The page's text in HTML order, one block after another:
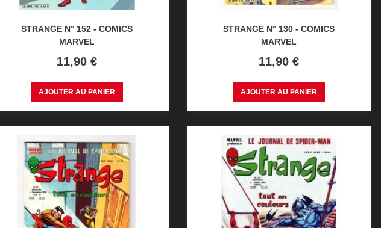
STRANGE N° 152 - COMICS
MARVEL
Prix
11,90 €
AJOUTER AU PANIER
STRANGE N° 130 - COMICS
MARVEL
Prix
11,90 €
AJOUTER AU PANIER